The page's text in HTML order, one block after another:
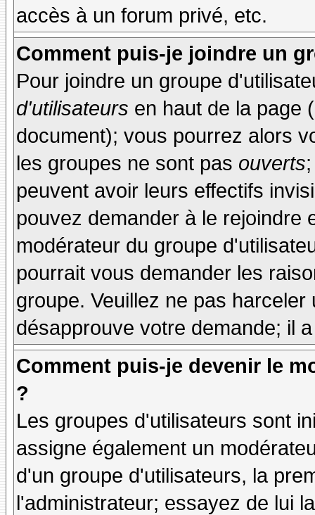
accès à un forum privé, etc.
Comment puis-je joindre un
Pour joindre un groupe
d'utilisateurs en haut de la page
document); vous pourrez alors
les groupes ne sont pas ouverts
peuvent avoir leurs effectifs
pouvez demander à le rejoindre
modérateur du groupe
pourrait vous demander les
groupe. Veuillez ne pas
désapprouve votre demande; il
Comment puis-je devenir le
?
Les groupes d'utilisateurs sont
assigne également un
d'un groupe d'utilisateurs, la
l'administrateur; essayez de lui